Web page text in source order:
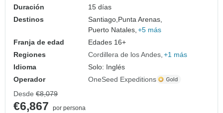
Duración
15 días
Destinos
Santiago, Punta Arenas,
Puerto Natales, +5 más
Franja de edad
Edades 16+
Regiones
Cordillera de los Andes +1 más
Idioma
Solo: Inglés
Operador
OneSeed Expeditions
Desde €8,079
€6,867
por persona